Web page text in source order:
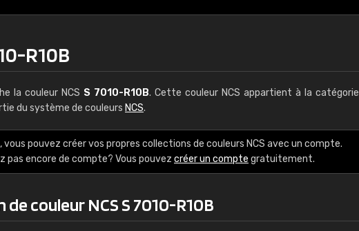
R10B
la couleur NCS S 7010-R10B. Cette couleur NCS appartient à la catégorie
du système de couleurs NCS.
vous pouvez créer vos propres collections de couleurs NCS avec un compte.
pas encore de compte? Vous pouvez créer un compte gratuitement.
de couleur NCS S 7010-R10B